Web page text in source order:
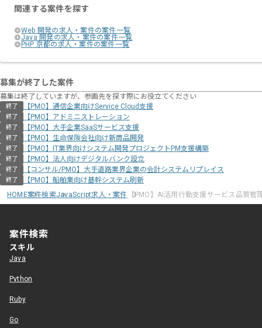
関連する案件を探す
Web 開発の求人・案件の案件一覧
Java 開発の求人・案件の案件一覧
PHP 京都の求人・案件の案件一覧
募集が終了した案件
募集は終了していますが、参画先を探す際にお役立てください
終了 【PMO】通信企業向けService Cloud支援
終了 【PMO】アドミニストレーション
終了 【PMO】大手企業SaaSサービス支援
終了 【PMO】生命保険会社向け新商品開発
終了 【PMO】IT業界向けシステム開発プロジェクトPM支援構築
終了 【PMO】法人向けデジタルバンク設立
終了 【コンサル/PMO】大手道路業界企業の会計システムリプレイス
終了
【PMO】船舶業向け基幹システム刷新
HOME案件検索JavaScript求人・案件 【PMO】AI活用行動支援サービス品質管
案件検索
スキル
Java
Python
Ruby
Go